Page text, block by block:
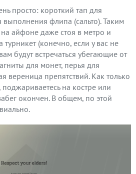
просто: короткий тап для
флипа (сальто). Таким
айфоне даже стоя в метро и
(конечно, если у вас не
будут встречаться убегающие от
для монет, перья для
вереница препятствий. Как только
поджариваетесь на костре или
окончен. В общем, по этой